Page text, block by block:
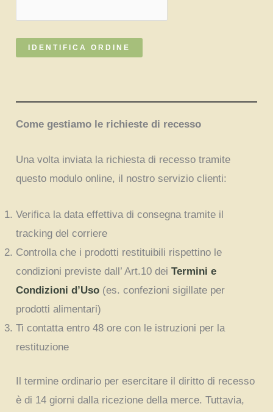
IDENTIFICA ORDINE
Come gestiamo le richieste di recesso
Una volta inviata la richiesta di recesso tramite
questo modulo online, il nostro servizio clienti:
Verifica la data effettiva di consegna tramite il
tracking del corriere
Controlla che i prodotti restituibili rispettino le
condizioni previste dall’ Art.10 deiTermini e
Condizioni d’Uso (es. confezioni sigillate per
prodotti alimentari)
Ti contatta entro 48 ore con le istruzioni per la
restituzione
Il termine ordinario per esercitare il diritto di recesso
è di 14 giorni dalla ricezione della merce. Tuttavia,